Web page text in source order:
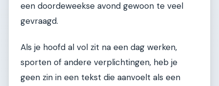
een doordeweekse avond gewoon te veel
gevraagd.
Als je hoofd al vol zit na een dag werken,
sporten of andere verplichtingen, heb je
geen zin in een tekst die aanvoelt als een